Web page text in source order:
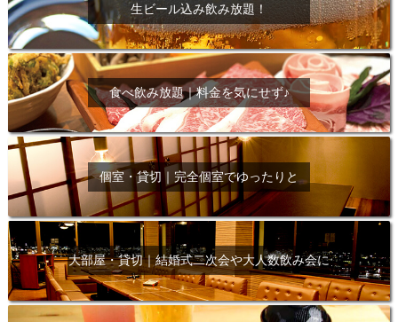
生ビール込み飲み放題！
食べ飲み放題｜料金を気にせず♪
個室・貸切｜完全個室でゆったりと
大部屋・貸切｜結婚式二次会や大人数飲み会に